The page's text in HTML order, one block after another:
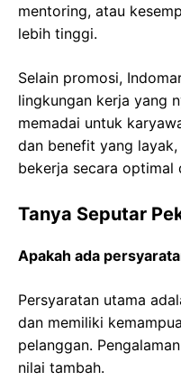
mentoring, atau
lebih tinggi.
Selain promosi,
lingkungan kerja yang
memadai untuk
dan benefit yang
bekerja secara optimal
Tanya Seputar
Apakah ada
Persyaratan utama
dan memiliki
pelanggan.
nilai tambah.